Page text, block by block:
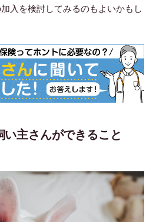
入を検討してみるのもよいかもし
主さんができること